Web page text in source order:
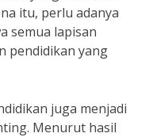
itu, perlu adanya
semua lapisan
pendidikan yang
juga menjadi
Menurut hasil